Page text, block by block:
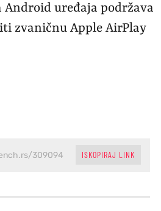
uređaja podržava
zvaničnu Apple AirPlay
ISKOPIRAJ LINK